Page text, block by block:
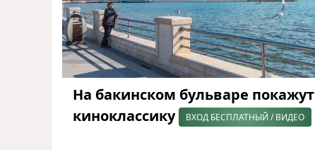
На бакинском бульваре покажут
киноклассику
ВХОД БЕСПЛАТНЫЙ / ВИДЕО